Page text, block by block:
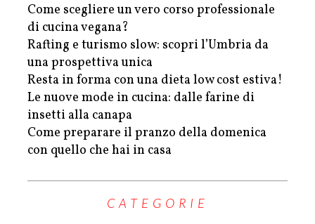
Come scegliere un vero corso professionale
di cucina vegana?
Rafting e turismo slow: scopri l’Umbria da
una prospettiva unica
Resta in forma con una dieta low cost estiva!
Le nuove mode in cucina: dalle farine di
insetti alla canapa
Come preparare il pranzo della domenica
con quello che hai in casa
CATEGORIE